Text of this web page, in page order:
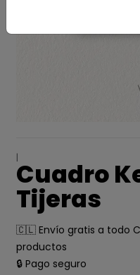
|
Cuadro
Tijeras
🇨🇱 Envío gratis a todo
productos
🔒 Pago seguro